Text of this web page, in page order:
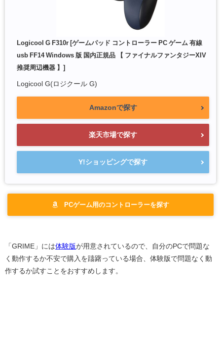
Logicool G F310r [ゲームパッド コントローラー PC ゲーム 有線
usb FF14 Windows 版 国内正規品 【 ファイナルファンタジーXIV
推奨周辺機器 】]
Logicool G(ロジクール G)
Amazonで探す
楽天市場で探す
Y!ショッピングで探す
PCゲーム用のコントローラーを探す
「GRIME」には体験版が用意されているので、自分のPCで問題な
く動作するか不安で購入を躊躇っている場合、体験版で問題なく動
作するか試すことをおすすめします。